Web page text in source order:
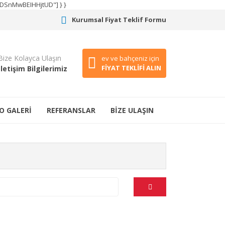
} }
Kurumsal Fiyat Teklif Formu
Kolayca Ulaşın
Bilgilerimiz
ev ve bahçeniz için
FİYAT TEKLİFİ ALIN
GALERİ REFERANSLAR BİZE ULAŞIN